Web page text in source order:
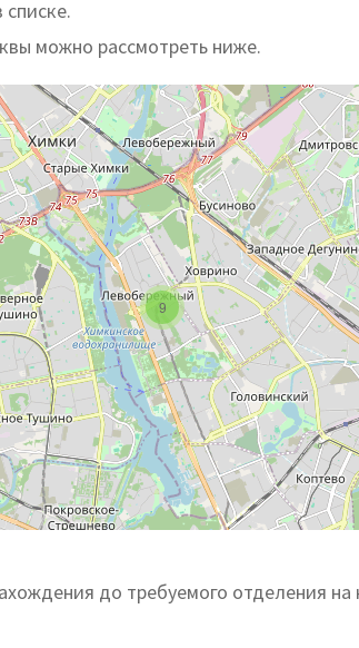
списке.
можно рассмотреть ниже.
9
до требуемого отделения